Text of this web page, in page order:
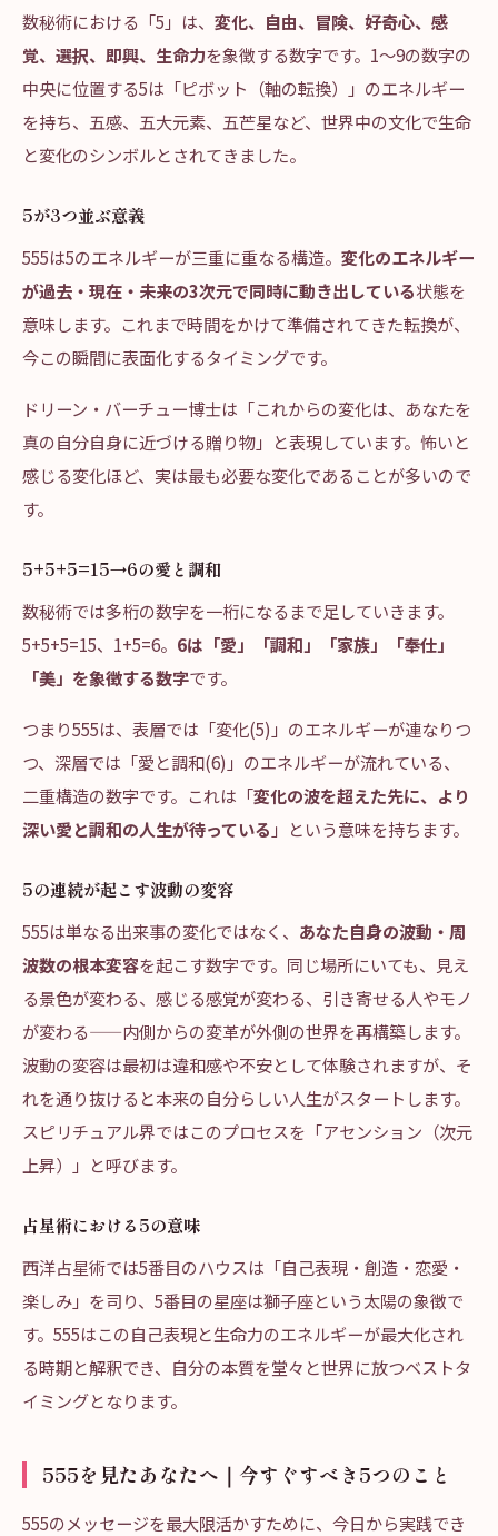
数秘術における「5」は、 変化、自由、冒険、好奇心、感
覚、選択、即興、生命力を象徴する数字です。1〜9の数字の
中央に位置する5は「ピボット（軸の転換）」のエネルギー
を持ち、五感、五大元素、五芒星など、世界中の文化で生命
と変化のシンボルとされてきました。
5が3つ並ぶ意義
555は5のエネルギーが三重に重なる構造。 変化のエネルギー
が過去・現在・未来の3次元で同時に動き出している状態を
意味します。これまで時間をかけて準備されてきた転換が、
今この瞬間に表面化するタイミングです。
ドリーン・バーチュー博士は「これからの変化は、あなたを
真の自分自身に近づける贈り物」と表現しています。怖いと
感じる変化ほど、実は最も必要な変化であることが多いので
す。
5+5+5=15→6の愛と調和
数秘術では多桁の数字を一桁になるまで足していきます。
5+5+5=15、1+5=6。 6は「愛」「調和」「家族」「奉仕」
「美」を象徴する数字です。
つまり555は、表層では「変化(5)」のエネルギーが連なりつ
つ、深層では「愛と調和(6)」のエネルギーが流れている、
二重構造の数字です。これは「変化の波を超えた先に、より
深い愛と調和の人生が待っている 」という意味を持ちます。
5の連続が起こす波動の変容
555は単なる出来事の変化ではなく、 あなた自身の波動・周
波数の根本変容を起こす数字です。同じ場所にいても、見え
る景色が変わる、感じる感覚が変わる、引き寄せる人やモノ
が変わる——内側からの変革が外側の世界を再構築します。
波動の変容は最初は違和感や不安として体験されますが、そ
れを通り抜けると本来の自分らしい人生がスタートします。
スピリチュアル界ではこのプロセスを「アセンション（次元
上昇）」と呼びます。
占星術における5の意味
西洋占星術では5番目のハウスは「自己表現・創造・恋愛・
楽しみ」を司り、5番目の星座は獅子座という太陽の象徴で
す。555はこの自己表現と生命力のエネルギーが最大化され
る時期と解釈でき、自分の本質を堂々と世界に放つベストタ
イミングとなります。
555を見たあなたへ｜今すぐすべき5つのこと
555のメッセージを最大限活かすために、今日から実践でき